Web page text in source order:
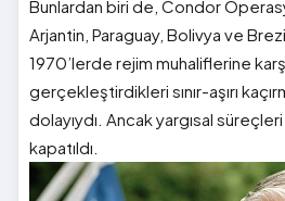
Bunlardan biri de, Condor
Arjantin, Paraguay, Bolivya ve
1970’lerde rejim muhaliflerine
gerçekleştirdikleri sınır-aşırı
dolayıydı. Ancak yargısal
kapatıldı.